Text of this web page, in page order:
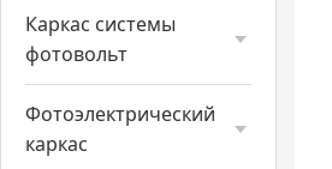
Каркас системы
фотовольт
Фотоэлектрический
каркас